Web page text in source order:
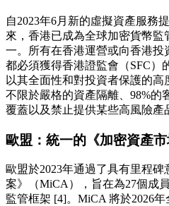
自2023年6月新的虛擬資產服務
來，香港已成為全球加密貨幣監
一。所有在香港運營或向香港
都必須獲得香港證監會（SFC）
以其全面性和對投資者保護的
不限於嚴格的資產隔離、98%的
覆蓋以及禁止提供某些高風險產
歐盟：統一的《加密資產
歐盟於2023年通過了具有里程
案》（MiCA），旨在為27個成
監管框架 [4]。MiCA 將於2026